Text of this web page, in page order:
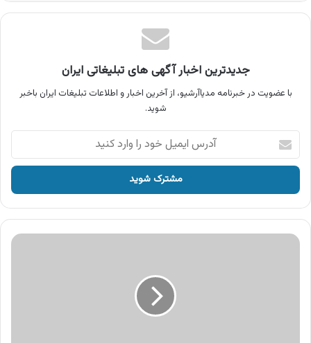
جدیدترین اخبار آگهی های تبلیغاتی ایران
با عضویت در خبرنامه مدیاآرشیو، از آخرین اخبار و اطلاعات تبلیغات ایران باخبر
شوید.
آدرس
ایمیل
خود
وارد
کنید
آگهی